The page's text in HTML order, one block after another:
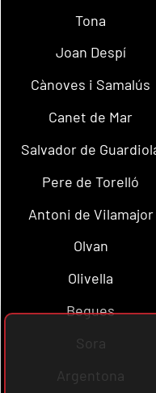
Tona
Joan Despí
Cànoves i Samalús
Canet de Mar
Salvador de
Pere de Torelló
Antoni de Vilamajor
Olvan
Olivella
Begues
Sora
Argentona